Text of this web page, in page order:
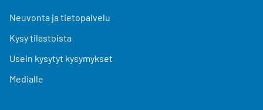
Neuvonta ja tietopalvelu
Kysy tilastoista
Usein kysytyt kysymykset
Medialle